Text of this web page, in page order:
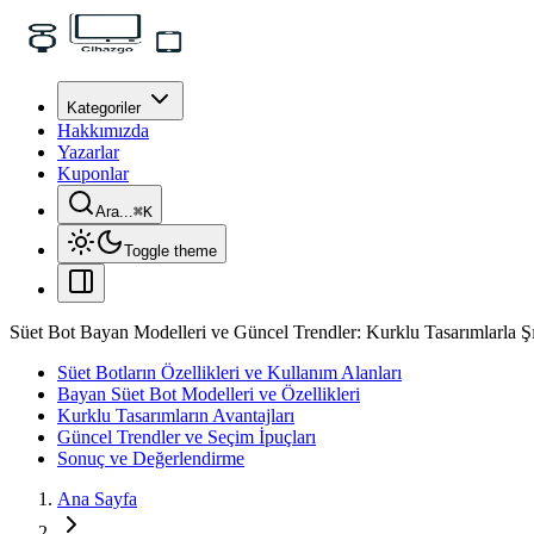
Kategoriler
Hakkımızda
Yazarlar
Kuponlar
Ara...⌘K
Toggle theme
Süet Bot Bayan Modelleri ve Güncel Trendler: Kurklu Tasarımlarla
Süet Botların Özellikleri ve Kullanım Alanları
Bayan Süet Bot Modelleri ve Özellikleri
Kurklu Tasarımların Avantajları
Güncel Trendler ve Seçim İpuçları
Sonuç ve Değerlendirme
Ana Sayfa